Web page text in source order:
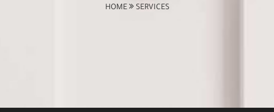
HOME SERVICES